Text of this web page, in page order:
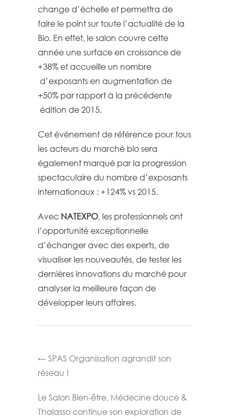
change d’échelle et permettra de
faire le point sur toute l’actualité de la
Bio. En effet, le salon couvre cette
année une surface en croissance de
+38% et accueille un nombre
d’exposants en augmentation de
+50% par rapport à la précédente
édition de 2015.
Cet événement de référence pour tous
les acteurs du marché bio sera
également marqué par la progression
spectaculaire du nombre d’exposants
internationaux : +124% vs 2015.
Avec NATEXPO, les professionnels ont
l’opportunité exceptionnelle
d’échanger avec des experts, de
visualiser les nouveautés, de tester les
dernières innovations du marché pour
analyser la meilleure façon de
développer leurs affaires.
←SPAS Organisation agrandit son
réseau !
Le Salon Bien-être, Médecine douce &
Thalasso continue son exploration de